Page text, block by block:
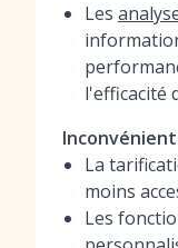
Les
l'efficacité
La
moins
Les